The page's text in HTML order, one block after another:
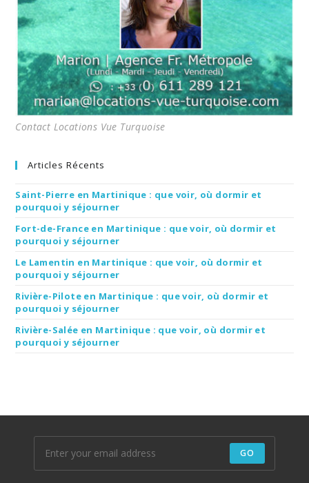
Contact Locations Vue Turquoise
Articles Récents
Saint-Pierre en Martinique : que voir, où dormir et
pourquoi y séjourner
Fort-de-France en Martinique : que voir, où dormir et
pourquoi y séjourner
Le Lamentin en Martinique : que voir, où dormir et
pourquoi y séjourner
Rivière-Pilote en Martinique : que voir, où dormir et
pourquoi y séjourner
Rivière-Salée en Martinique : que voir, où dormir et
pourquoi y séjourner
GO